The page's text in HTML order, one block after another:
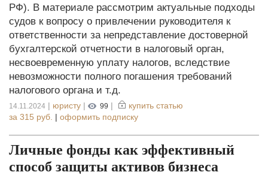
РФ). В материале рассмотрим актуальные подходы
судов к вопросу о привлечении руководителя к
ответственности за непредставление достоверной
бухгалтерской отчетности в налоговый орган,
несвоевременную уплату налогов, вследствие
невозможности полного погашения требований
налогового органа и т.д.
14.11.2024 | юристу | 99 |
купить статью
за 315 руб. | оформить подписку
Личные фонды как эффективный
способ защиты активов бизнеса